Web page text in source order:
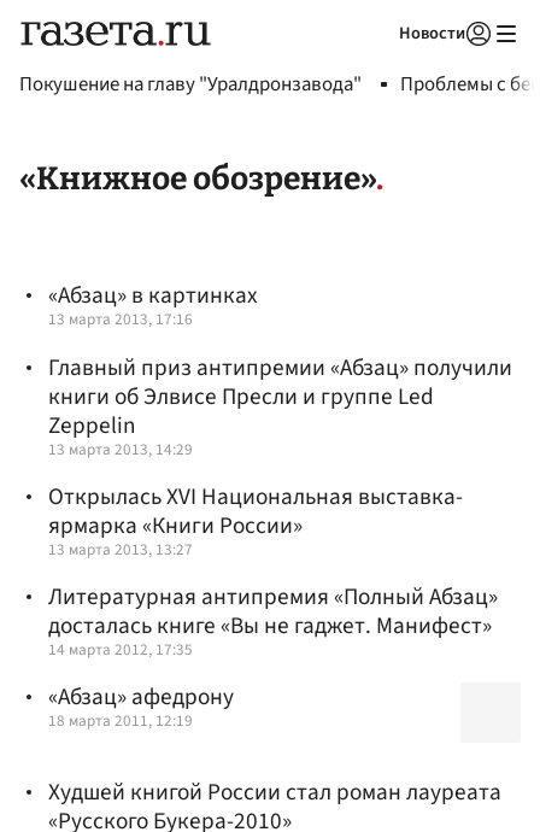
Новости
Покушение на главу "Уралдронзавода" Проблемы с
«Книжное обозрение»
«Абзац» в картинках
13 марта 2013, 17:16
Главный приз антипремии «Абзац» получили
книги об Элвисе Пресли и группе Led
Zeppelin
13 марта 2013, 14:29
Открылась XVI Национальная выставка-
ярмарка «Книги России»
13 марта 2013, 13:27
Литературная антипремия «Полный Абзац»
досталась книге «Вы не гаджет. Манифест»
14 марта 2012, 17:35
«Абзац» афедрону
18 марта 2011, 12:19
Худшей книгой России стал роман лауреата
«Русского Букера-2010»